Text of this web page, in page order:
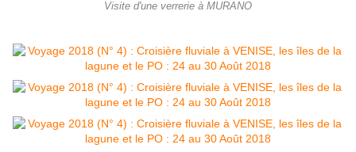
Visite d'une verrerie à MURANO